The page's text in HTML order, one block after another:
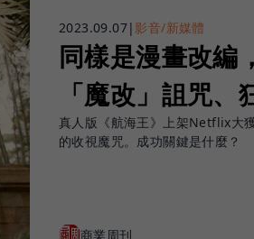
2023.09.07| 影音/新媒體
同樣是漫畫改編
「魔改」詛咒
真人版《航海王》上架Netflix大
的收視魔咒。成功關鍵是什麼？
商業周刊